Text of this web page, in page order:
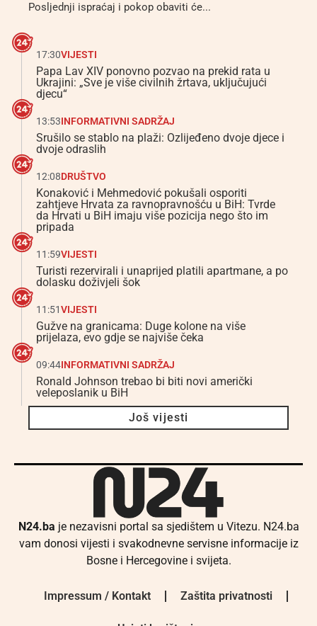
Posljednji ispraćaj i pokop obaviti će...
17:30VIJESTI
Papa Lav XIV ponovno pozvao na prekid rata u
Ukrajini: „Sve je više civilnih žrtava, uključujući
djecu“
13:53INFORMATIVNI SADRŽAJ
Srušilo se stablo na plaži: Ozlijeđeno dvoje djece i
dvoje odraslih
12:08DRUŠTVO
Konaković i Mehmedović pokušali osporiti
zahtjeve Hrvata za ravnopravnošću u BiH: Tvrde
da Hrvati u BiH imaju više pozicija nego što im
pripada
11:59VIJESTI
Turisti rezervirali i unaprijed platili apartmane, a po
dolasku doživjeli šok
11:51VIJESTI
Gužve na granicama: Duge kolone na više
prijelaza, evo gdje se najviše čeka
09:44INFORMATIVNI SADRŽAJ
Ronald Johnson trebao bi biti novi američki
veleposlanik u BiH
Još vijesti
N24.ba je nezavisni portal sa sjedištem u Vitezu. N24.ba
vam donosi vijesti i svakodnevne servisne informacije iz
Bosne i Hercegovine i svijeta.
Impressum / Kontakt Zaštita privatnosti